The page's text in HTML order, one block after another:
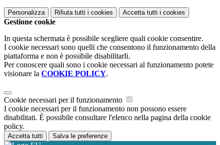
Personalizza Rifiuta tutti i cookies Accetta tutti i cookies
Gestione cookie
In questa schermata è possibile scegliere quali cookie consentire.
I cookie necessari sono quelli che consentono il funzionamento della
piattaforma e non è possibile disabilitarli.
Per conoscere quali sono i cookie necessari al funzionamento potete
visionare la COOKIE POLICY.
Cookie necessari per il funzionamento
I cookie necessari per il funzionamento non possono essere
disabilitati. È possibile consultare l'elenco nella pagina della cookie
policy.
Accetta tutti Salva le preferenze